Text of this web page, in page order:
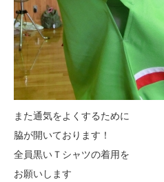
また通気をよくするために
脇が開いております！
全員黒いＴシャツの着用を
お願いします